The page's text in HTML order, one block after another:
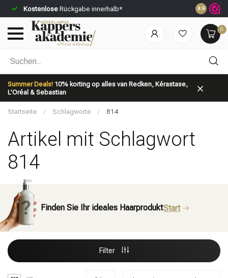
Kostenlose Rückgabe innerhalb* Vor 23:59
8.9
0
Summer Deals! 10% korting op alles van Redken, Kérastase,
L’Oréal & Sebastian
Nach welcher Kategorie suchst du?
Marken
Startseite / Schlagworte / 814
Artikel mit Schlagwort
814
Finden Sie Ihr ideales HaarproduktStart
Filter